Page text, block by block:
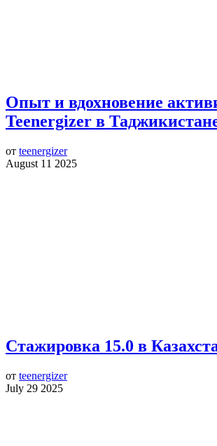
Опыт и вдохновение
Teenergizer в
от teenergizer
August 11 2025
Стажировка 15.0 в
от teenergizer
July 29 2025